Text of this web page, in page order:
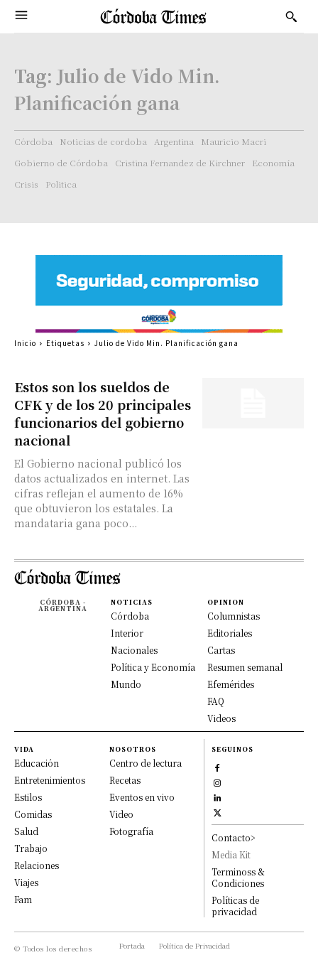
Tag: Julio de Vido Min.
Planificación gana
Córdoba Noticias de cordoba Argentina
Mauricio Macri
Gobierno de Córdoba
Cristina Fernandez de Kirchner
Economía
Crisis
Politica
Estos son los sueldos de
CFK y de los 20 principales
funcionarios del gobierno
nacional
El Gobierno nacional publicó los
datos actualizados en internet. Las
cifras reflejan el aumento de 16%
que obtuvieron los estatales. La
mandataria gana poco...
Inicio Etiquetas Julio de Vido Min. Planificación gana
CÓRDOBA -
ARGENTINA
NOTICIAS
Córdoba
Interior
Nacionales
Política y Economía
Mundo
OPINION
Columnistas
Editoriales
Cartas
Resumen semanal
Efemérides
FAQ
Videos
VIDA
Educación
Entretenimientos
Estilos
Comidas
Salud
Trabajo
Relaciones
Viajes
Fam
NOSOTROS
Centro de lectura
Recetas
Eventos en vivo
Video
Fotografía
SEGUINOS
Contacto>
Media Kit
Terminoss &
Condiciones
Políticas de
privacidad
© Todos los derechos
Portada
Política de Privacidad